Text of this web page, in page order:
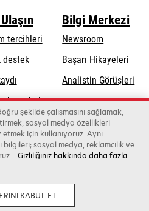
tercihleri
destekopens
new
tab
bul
Bilgi Merkezi
Newsroom
Başarı Hikayeleri
Analistin Görüşleri
şekilde çalışmasını sağlamak,
sosyal medya özellikleri
için kullanıyoruz. Aynı
bilgileri; sosyal medya, reklamcılık ve
Gizliliğiniz hakkında daha fazla
KABUL ET